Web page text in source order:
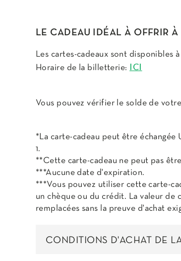
LE CADEAU IDÉAL À OFFRIR À
Les cartes-cadeaux sont disponibles
Horaire de la billetterie: ICI
Vous pouvez vérifier le solde de
*La carte-cadeau peut être
1.
**Cette carte-cadeau ne peut pas
***Aucune date d'expiration.
***Vous pouvez utiliser cette carte-
un chèque ou du crédit. La valeur de
remplacées sans la preuve d'achat
CONDITIONS D'ACHAT DE